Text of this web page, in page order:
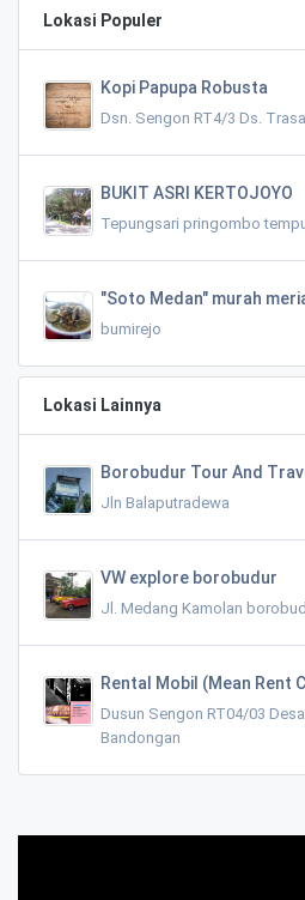
Lokasi Populer
Kopi Papupa Robusta
Dsn. Sengon RT4/3 Ds.
BUKIT ASRI KERTOJOYO
Tepungsari pringombo
"Soto Medan" murah
bumirejo
Lokasi Lainnya
Borobudur Tour And
Jln Balaputradewa
VW explore borobudur
Jl. Medang Kamolan
Rental Mobil (Mean Rent
Dusun Sengon RT04/03
Bandongan